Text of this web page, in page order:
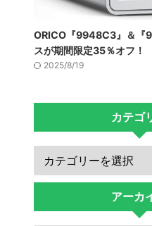
ORICO『9948C3』＆『
スが期間限定35％オフ
2025/8/19
カテゴ
アーカ